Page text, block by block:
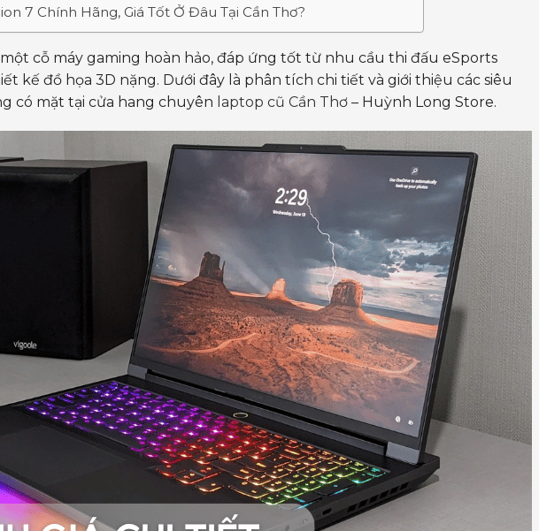
7 Chính Hãng, Giá Tốt Ở Đâu Tại Cần Thơ?
cỗ máy gaming hoàn hảo, đáp ứng tốt từ nhu cầu thi đấu eSports
kế đồ họa 3D nặng. Dưới đây là phân tích chi tiết và giới thiệu các siêu
có mặt tại cửa hang chuyên laptop cũ Cần Thơ – Huỳnh Long Store.